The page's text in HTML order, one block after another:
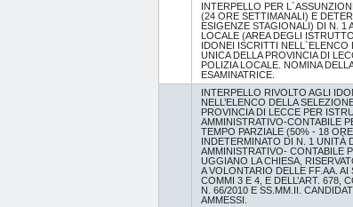
INTERPELLO PER
(24 ORE SETTIMANALI) E
ESIGENZE STAGIONALI) DI N. 1
LOCALE (AREA DEGLI
IDONEI ISCRITTI NELL`ELENCO
UNICA DELLA PROVINCIA DI
POLIZIA LOCALE. NOMINA
ESAMINATRICE.
INTERPELLO RIVOLTO AGLI
NELL’ELENCO DELLA
PROVINCIA DI LECCE PER
AMMINISTRATIVO-CONTABILE
TEMPO PARZIALE (50% - 18
INDETERMINATO DI N. 1 UNITÀ
AMMINISTRATIVO- CONTABILE
UGGIANO LA CHIESA,
A VOLONTARIO DELLE FF.AA. AI
COMMI 3 E 4, E DELL’ART. 678,
N. 66/2010 E SS.MM.II.
AMMESSI.